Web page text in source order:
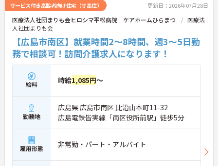
サービス付き高齢者向け住宅（サ高住） 更新日：2026年07月28日
医療法人社団まりも会ヒロシマ平松病院 ケアホームひらまつ
医療法
人社団まりも会
【広島市南区】就業時間2～8時間、週3～5日勤
務で相談可！訪問介護求人になります！
給料 時給1,085円～
勤務地
広島県 広島市南区 比治山本町11-32
広島電鉄皆実線「南区役所前駅」徒歩5分
雇用形態 非常勤・パート・アルバイト